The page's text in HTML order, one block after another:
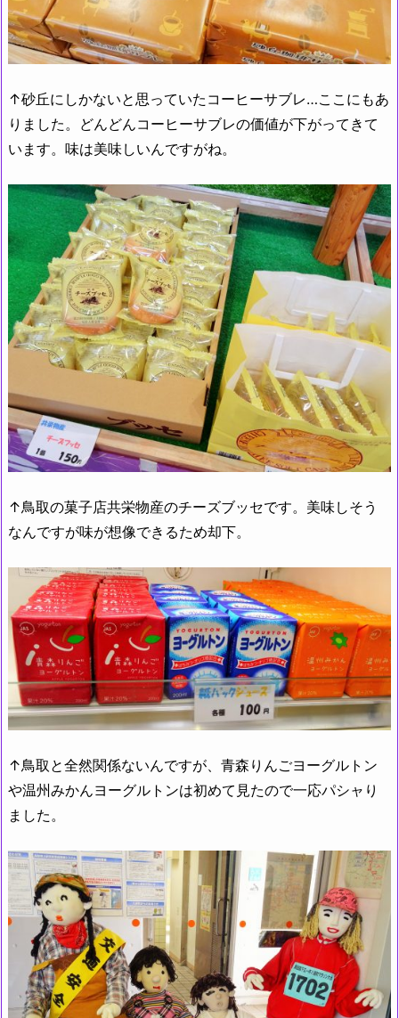
↑砂丘にしかないと思っていたコーヒーサブレ…ここにもあ
りました。どんどんコーヒーサブレの価値が下がってきて
います。味は美味しいんですがね。
↑鳥取の菓子店共栄物産のチーズブッセです。美味しそう
なんですが味が想像できるため却下。
↑鳥取と全然関係ないんですが、青森りんごヨーグルトン
や温州みかんヨーグルトンは初めて見たので一応パシャり
ました。